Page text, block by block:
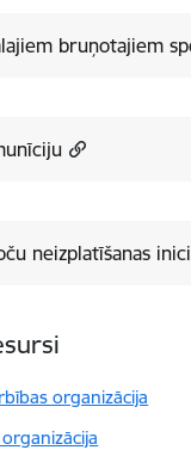
bruņotajiem
neizplatīšanas
organizācija